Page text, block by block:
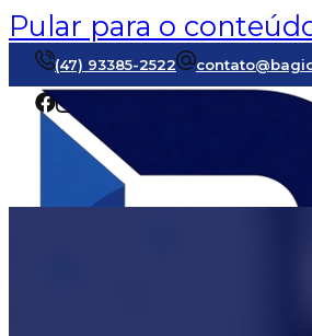
Pular para o
(47) 93385-2522